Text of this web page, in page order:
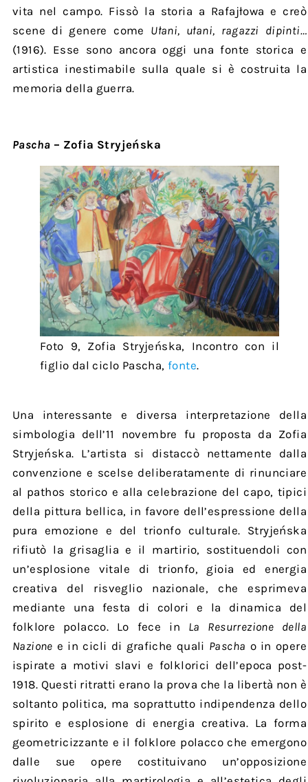
vita nel campo. Fissò la storia a Rafajłowa e creò
scene di genere come Ułani, ułani, ragazzi dipinti…
(1916). Esse sono ancora oggi una fonte storica e
artistica inestimabile sulla quale si è costruita la
memoria della guerra.
Pascha – Zofia Stryjeńska
Foto 9, Zofia Stryjeńska, Incontro con il
figlio dal ciclo Pascha, fonte.
Una interessante e diversa interpretazione della
simbologia dell’11 novembre fu proposta da Zofia
Stryjeńska. L’artista si distaccò nettamente dalla
convenzione e scelse deliberatamente di rinunciare
al pathos storico e alla celebrazione del capo, tipici
della pittura bellica, in favore dell’espressione della
pura emozione e del trionfo culturale. Stryjeńska
rifiutò la grisaglia e il martirio, sostituendoli con
un’esplosione vitale di trionfo, gioia ed energia
creativa del risveglio nazionale, che esprimeva
mediante una festa di colori e la dinamica del
folklore polacco. Lo fece in La Resurrezione della
Nazione e in cicli di grafiche quali Pascha o in opere
ispirate a motivi slavi e folklorici dell’epoca post-
1918. Questi ritratti erano la prova che la libertà non è
soltanto politica, ma soprattutto indipendenza dello
spirito e esplosione di energia creativa. La forma
geometricizzante e il folklore polacco che emergono
dalle sue opere costituivano un’opposizione